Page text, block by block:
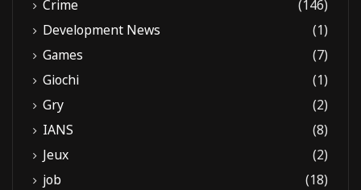
Crime
(146)
Development News
(1)
Games
(7)
Giochi
(1)
Gry
(2)
IANS
(8)
Jeux
(2)
job
(18)